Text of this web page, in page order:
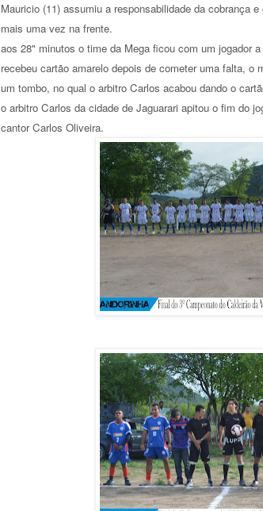
Mauricio (11) assumiu a responsabilidade da cobrança
mais uma vez na frente.
aos 28" minutos o time da Mega ficou com um jogador
recebeu cartão amarelo depois de cometer uma falta, o
um tombo, no qual o arbitro Carlos acabou dando o
o arbitro Carlos da cidade de Jaguarari apitou o fim do
cantor Carlos Oliveira.